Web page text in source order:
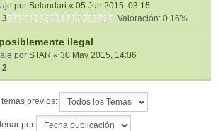
por Selandari « 05 Jun 2015, 03:15
3 Valoración: 0.16%
ilegal
por STAR « 30 May 2015, 14:06
2
temas previos:
por